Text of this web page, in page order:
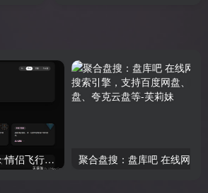
情侣情趣派对游戏：情侣飞行棋+真心话大冒险新增好孩子版本